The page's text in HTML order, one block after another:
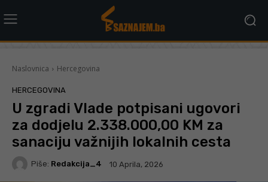
Naslovnica Hercegovina
HERCEGOVINA
U zgradi Vlade potpisani ugovori
za dodjelu 2.338.000,00 KM za
sanaciju važnijih lokalnih cesta
Piše: Redakcija_4 10 Aprila, 2026